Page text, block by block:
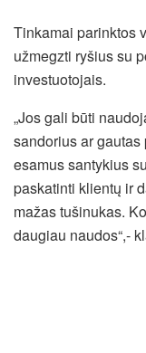
Tinkamai parinktos
užmegzti ryšius su
investuotojais.
„Jos gali būti
sandorius ar
esamus santykius
paskatinti klientų ir
mažas tušinukas.
daugiau naudos“,-